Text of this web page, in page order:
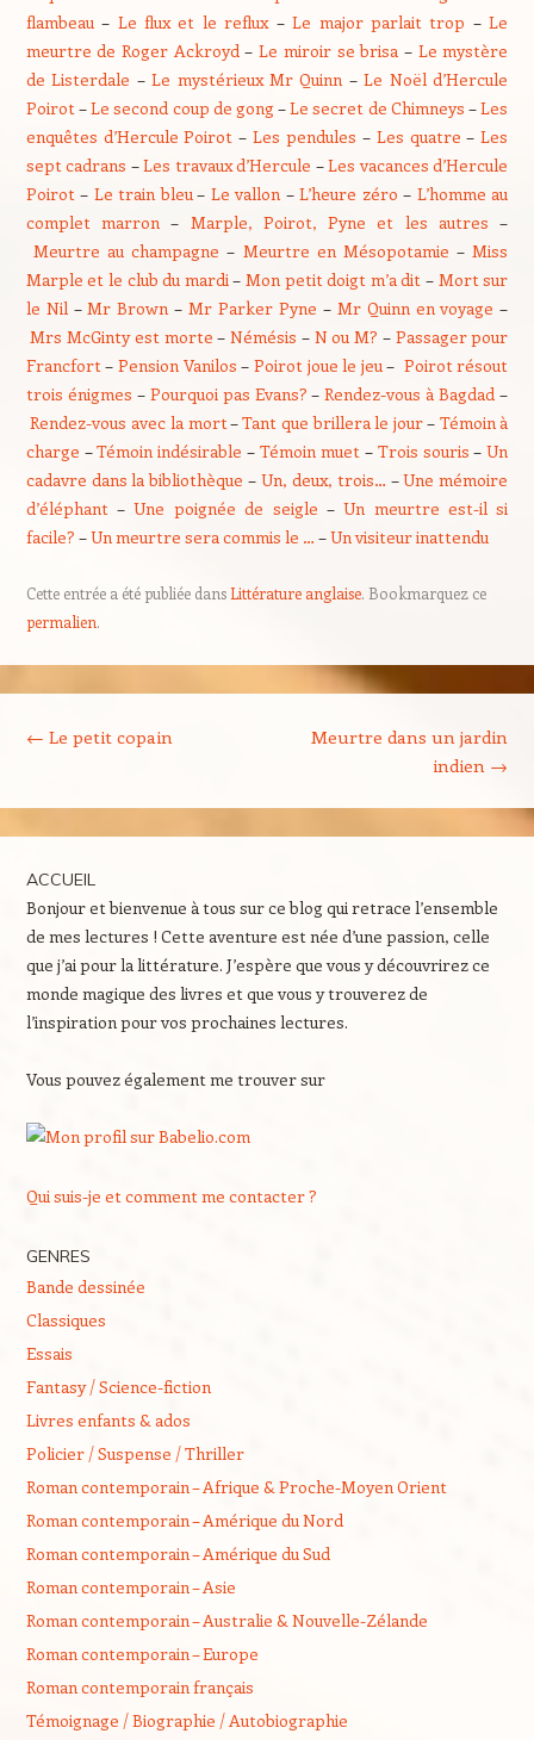
flambeau– Le flux et le reflux–Le major parlait trop –Le
meurtre de Roger Ackroyd–Le miroir se brisa – Le mystère
de Listerdale –Le mystérieux Mr Quinn –Le Noël d’Hercule
Poirot–Le second coup de gong –Le secret de Chimneys –Les
enquêtes d’Hercule Poirot –Les pendules – Les quatre–Les
sept cadrans –Les travaux d’Hercule –Les vacances d’Hercule
Poirot– Le train bleu– Le vallon –L’heure zéro – L’homme au
complet marron– Marple, Poirot, Pyne et les autres –
Meurtre au champagne – Meurtre en Mésopotamie –Miss
Marple et le club du mardi– Mon petit doigt m’a dit – Mort sur
le Nil–Mr Brown –Mr Parker Pyne – Mr Quinn en voyage –
Mrs McGinty est morte –Némésis – N ou M? – Passager pour
Francfort– Pension Vanilos – Poirot joue le jeu– Poirot résout
trois énigmes – Pourquoi pas Evans? –Rendez-vous à Bagdad –
Rendez-vous avec la mort–Tant que brillera le jour– Témoin à
charge –Témoin indésirable –Témoin muet– Trois souris –Un
cadavre dans la bibliothèque –Un, deux, trois… –Une mémoire
d’éléphant–Une poignée de seigle –Un meurtre est-il si
facile? –Un meurtre sera commis le … –Un visiteur inattendu
Cette entrée a été publiée dansLittérature anglaise. Bookmarquez ce
permalien.
← Le petit copain
Meurtre dans un jardin
indien →
ACCUEIL
Bonjour et bienvenue à tous sur ce blog qui retrace l’ensemble
de mes lectures ! Cette aventure est née d’une passion, celle
que j’ai pour la littérature. J’espère que vous y découvrirez ce
monde magique des livres et que vous y trouverez de
l’inspiration pour vos prochaines lectures.
Vous pouvez également me trouver sur
Qui suis-je et comment me contacter ?
GENRES
Bande dessinée
Classiques
Essais
Fantasy / Science-fiction
Livres enfants & ados
Policier / Suspense / Thriller
Roman contemporain – Afrique & Proche-Moyen Orient
Roman contemporain – Amérique du Nord
Roman contemporain – Amérique du Sud
Roman contemporain – Asie
Roman contemporain – Australie & Nouvelle-Zélande
Roman contemporain – Europe
Roman contemporain français
Témoignage / Biographie / Autobiographie